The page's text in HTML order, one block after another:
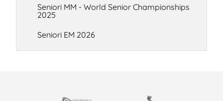
Seniori MM - World Senior Championships
2025
Seniori EM 2026